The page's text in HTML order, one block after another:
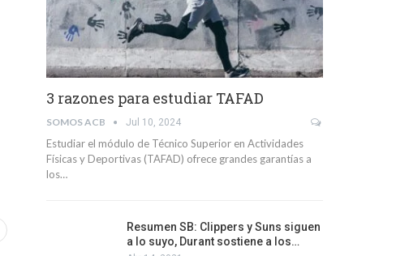
3 razones para estudiar TAFAD
SOMOS ACB Jul 10, 2024
Estudiar el módulo de Técnico Superior en Actividades
Físicas y Deportivas (TAFAD) ofrece grandes garantías a
los…
Resumen SB: Clippers y Suns siguen
a lo suyo, Durant sostiene a los…